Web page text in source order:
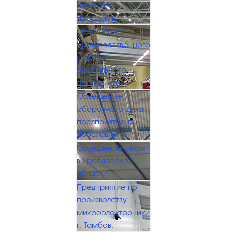
изделий, г.
Ярославль.
Освещение
Производственного
участка
текстильного
предприятия
Освещение
сборочного цеха
предприятия, г.
Ярославль
Освещение цехов
в Ярославской
области
Предприятие по
производству
микроэлектроники
г. Тамбов.